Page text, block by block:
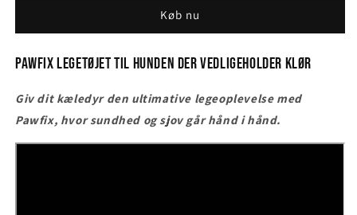
der
vedligeholder
klør
der
klør
Køb nu
Pawfix legetøjet til hunden der vedligeholder klør
Giv dit kæledyr den ultimative legeoplevelse med
Pawfix, hvor sundhed og sjov går hånd i hånd.